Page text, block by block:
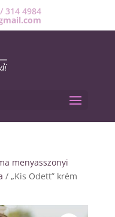
314 4984
menyasszonyi
/ „Kis Odett” krém